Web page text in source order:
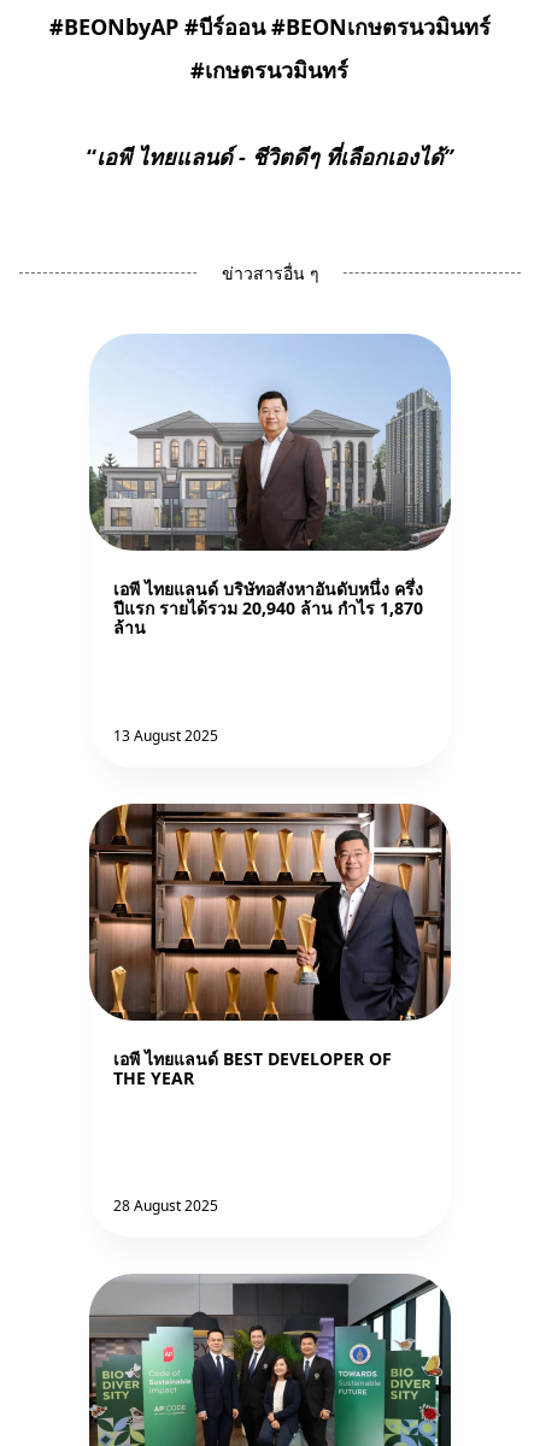
#BEONbyAP #บีร์ออน #BEONเกษตรนวมินทร์
#เกษตรนวมินทร์
“เอพี ไทยแลนด์- ชีวิตดีๆ ที่เลือกเองได้”
ข่าวสารอื่น ๆ
เอพี ไทยแลนด์ บริษัทอสังหาอันดับหนึ่ง ครึ่ง
ปีแรก รายได้รวม 20,940 ล้าน กำไร 1,870
ล้าน
13 August 2025
เอพี ไทยแลนด์ BEST DEVELOPER OF
THE YEAR
28 August 2025